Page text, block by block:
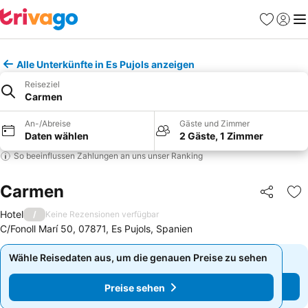
Favoriten
Alle Unterkünfte in Es Pujols anzeigen
Reiseziel
Carmen
An-/Abreise
Daten wählen
Gäste und Zimmer
2 Gäste, 1 Zimmer
So beeinflussen Zahlungen an uns unser Ranking
Carmen Teilen
Hotel / Keine Rezensionen verfügbar
C/Fonoll Marí 50, 07871, Es Pujols, Spanien
Wähle Reisedaten aus, um die genauen Preise zu sehen
Preise sehen
Wähle Reisedaten aus, um die genauen Preise zu sehen
Preise sehen